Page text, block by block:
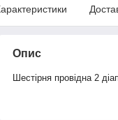
Опис
Шестірня провідна 2